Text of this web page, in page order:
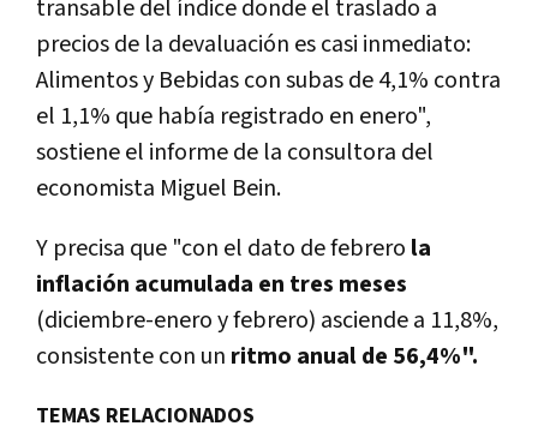
transable del índice donde el traslado a
precios de la devaluación es casi inmediato:
Alimentos y Bebidas con subas de 4,1% contra
el 1,1% que había registrado en enero",
sostiene el informe de la consultora del
economista Miguel Bein.
Y precisa que "con el dato de febrero la
inflación acumulada en tres meses
(diciembre-enero y febrero) asciende a 11,8%,
consistente con un ritmo anual de 56,4%".
TEMAS RELACIONADOS